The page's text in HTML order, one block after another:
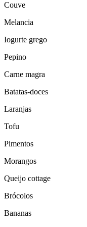
Couve
Melancia
Iogurte grego
Pepino
Carne magra
Batatas-doces
Laranjas
Tofu
Pimentos
Morangos
Queijo cottage
Brócolos
Bananas